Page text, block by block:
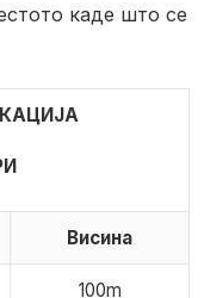
каде што се
Висина
100m